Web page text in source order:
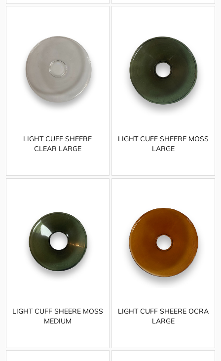
LIGHT CUFF SHEERE
CLEAR LARGE
LIGHT CUFF SHEERE MOSS
LARGE
LIGHT CUFF SHEERE MOSS
MEDIUM
LIGHT CUFF SHEERE OCRA
LARGE